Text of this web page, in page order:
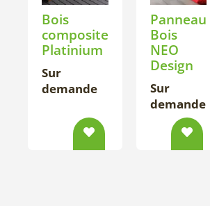
Bois
composite
Platinium
Sur
demande
Panneau
Bois
NEO
Design
Sur
demande